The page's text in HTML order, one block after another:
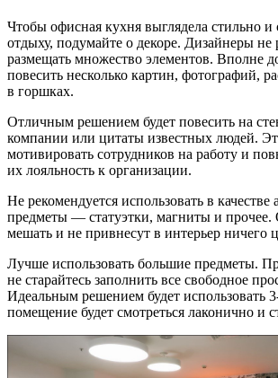
Чтобы офисная кухня выглядела стильно и
отдыху, подумайте о декоре. Дизайнеры не
размещать множество элементов. Вполне
повесить несколько картин, фотографий,
в горшках.
Отличным решением будет повесить на
компании или цитаты известных людей.
мотивировать сотрудников на работу и
их лояльность к организации.
Не рекомендуется использовать в качестве
предметы — статуэтки, магниты и прочее.
мешать и не привнесут в интерьер ничего
Лучше использовать большие предметы.
не старайтесь заполнить все свободное
Идеальным решением будет использовать
помещение будет смотреться лаконично и